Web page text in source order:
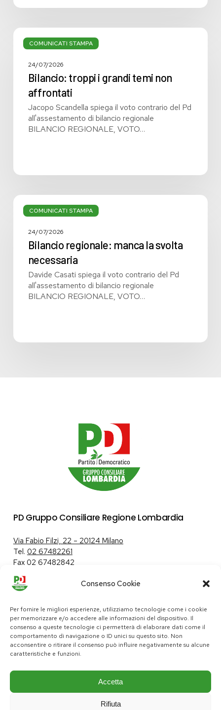
Consenso Cookie
Per fornire le migliori esperienze, utilizziamo tecnologie come i cookie
per memorizzare e/o accedere alle informazioni del dispositivo. Il
consenso a queste tecnologie ci permetterà di elaborare dati come il
comportamento di navigazione o ID unici su questo sito. Non
acconsentire o ritirare il consenso può influire negativamente su alcune
caratteristiche e funzioni.
Accetta
Rifiuta
COMUNICATI STAMPA
Bilancio:
troppi
grandi
affrontati
24/07/2026
Bilancio: troppi i grandi temi non
affrontati
Jacopo Scandella spiega il voto contrario del Pd
all'assestamento di bilancio regionale
BILANCIO REGIONALE, VOTO…
COMUNICATI STAMPA
Bilancio
regionale:
svolta
24/07/2026
Bilancio regionale: manca la svolta
necessaria
Davide Casati spiega il voto contrario del Pd
all'assestamento di bilancio regionale
BILANCIO REGIONALE, VOTO…
PD Gruppo Consiliare Regione Lombardia
Via Fabio Filzi, 22 – 20124 Milano
Tel. 02 67482261
Fax 02 67482842
Tutela dei dati personali|Politica sui cookie
pd@consiglio.regione.lombardia.it
ufficiostampa.pd@consiglio.regione.lombardia.it
Pagine Facebook Gruppo Consiliare PD LombardiaPagina Messenger Gruppo Consiliare PD LombardiaPagina Instagram Gruppo PD LombardiaPagina Youtube Gruppo PD Lombardia